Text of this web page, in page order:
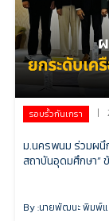
รอบรั้วกันเกรา |
ม.นครพนม ร่วมผนึ
สถาบันอุดมศึกษา”
By :นายพัฒนะ พิมพ์